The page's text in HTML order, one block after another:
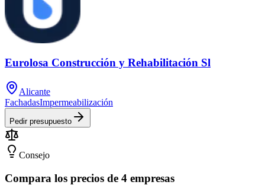
Eurolosa Construcción y Rehabilitación Sl
Alicante
FachadasImpermeabilización
Pedir presupuesto
Consejo
Compara los precios de 4 empresas